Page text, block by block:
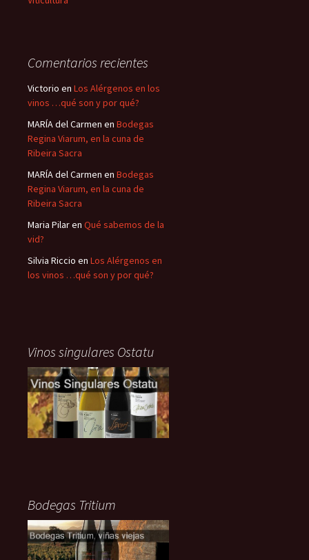
Comentarios recientes
Victorio en Los Alérgenos en los
vinos …qué son y por qué?
MARÍA del Carmen en Bodegas
Regina Viarum, en la cuna de
Ribeira Sacra
MARÍA del Carmen en Bodegas
Regina Viarum, en la cuna de
Ribeira Sacra
Maria Pilaren Qué sabemos de la
vid?
Silvia Riccio en Los Alérgenos en
los vinos …qué son y por qué?
Vinos singulares Ostatu
Bodegas Tritium